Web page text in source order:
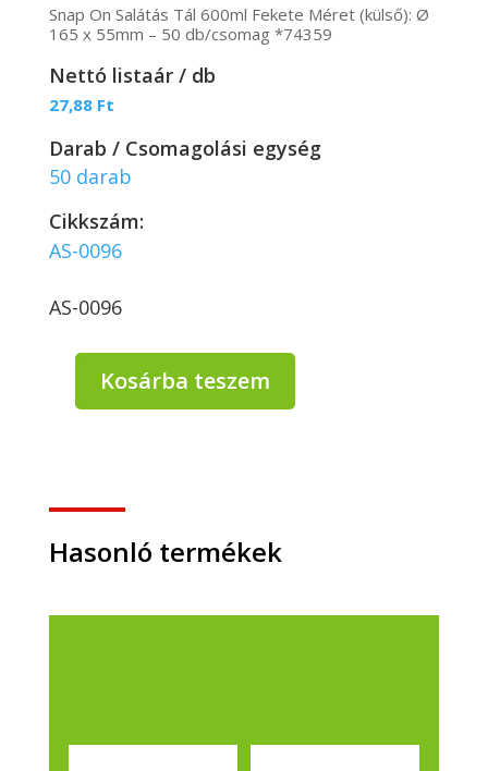
Snap On Salátás Tál 600ml Fekete Méret (külső): Ø
165 x 55mm – 50 db/csomag *74359
Nettó listaár / db
27,88 Ft
Darab / Csomagolási egység
50 darab
Cikkszám:
AS-0096
AS-0096
Fekete
Méret
(külső):
165
db/csomag
Kosárba teszem
Hasonló termékek